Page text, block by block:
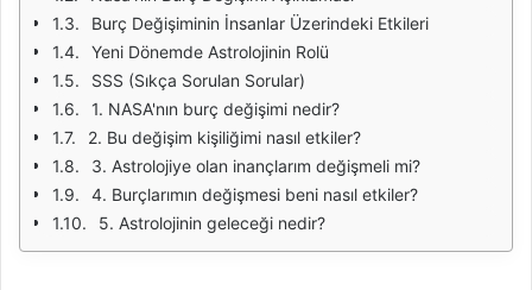
Burç Değişiminin İnsanlar Üzerindeki Etkileri
Yeni Dönemde Astrolojinin Rolü
SSS (Sıkça Sorulan Sorular)
1. NASA'nın burç değişimi nedir?
2. Bu değişim kişiliğimi nasıl etkiler?
3. Astrolojiye olan inançlarım değişmeli mi?
4. Burçlarımın değişmesi beni nasıl etkiler?
5. Astrolojinin geleceği nedir?